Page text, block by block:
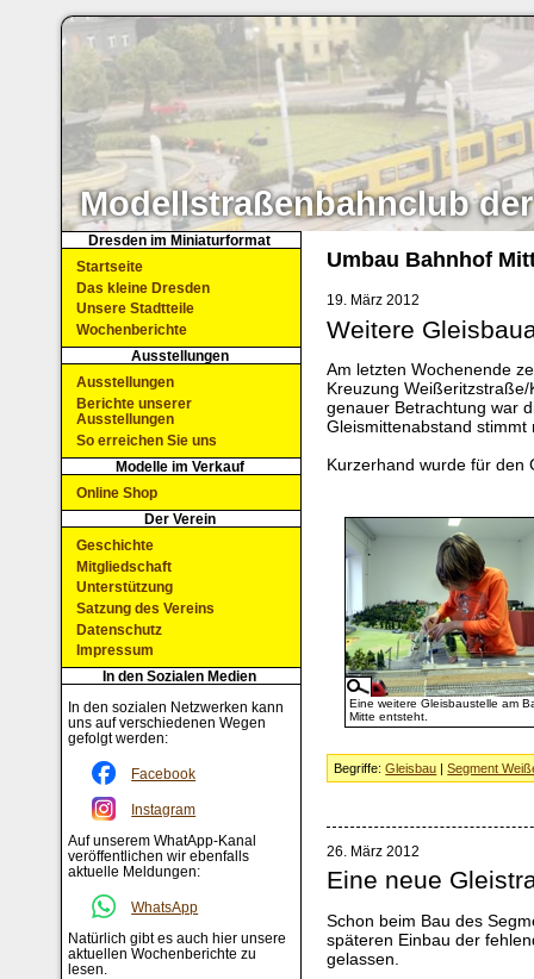
Modellstraßenbahnclub der
Umbau Bahnhof
19. März 2012
Weitere
Am letzten Wochenende
Kreuzung
genauer Betrachtung war
Gleismittenabstand stimmt
Kurzerhand wurde für den
Eine weitere Gleisbaustelle am
Mitte entsteht.
Begriffe:Gleisbau |Segment
26. März 2012
Eine neue
Schon beim Bau des
späteren Einbau der
gelassen.
Dresden im Miniaturformat
Startseite
Das kleine Dresden
Unsere Stadtteile
Wochenberichte
Ausstellungen
Ausstellungen
Berichte unserer
Ausstellungen
So erreichen Sie uns
Modelle im Verkauf
Online Shop
Der Verein
Geschichte
Mitgliedschaft
Unterstützung
Satzung des Vereins
Datenschutz
Impressum
In den Sozialen Medien
In den sozialen Netzwerken kann
uns auf verschiedenen Wegen
gefolgt werden:
Facebook
Instagram
Auf unserem WhatApp-Kanal
veröffentlichen wir ebenfalls
aktuelle Meldungen:
WhatsApp
Natürlich gibt es auch hier unsere
aktuellen Wochenberichte zu
lesen.